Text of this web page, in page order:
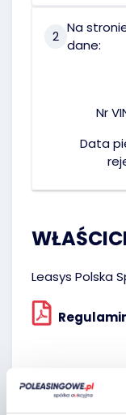
2
Na
dane:
Nr
Data
Leasys Polska